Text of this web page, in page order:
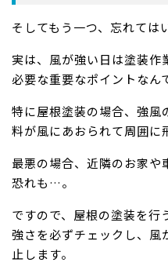
そしてもう一つ、忘れては
実は、風が強い日は塗装
必要な重要なポイントなん
特に屋根塗装の場合、強風
料が風にあおられて周囲に
最悪の場合、近隣のお家や
恐れも…。
ですので、屋根の塗装を行
強さを必ずチェックし、風
止します。